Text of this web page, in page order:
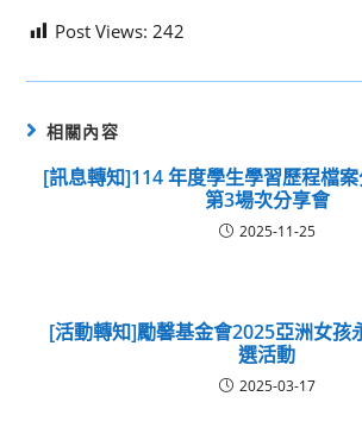
Post Views: 242
相關內容
[訊息轉知]114 年度學生學習歷程檔
第3場次分享會
2025-11-25
[活動轉知]勵馨基金會2025亞洲女孩
選活動
2025-03-17